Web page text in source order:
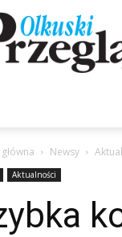
Newsy
Aktualności